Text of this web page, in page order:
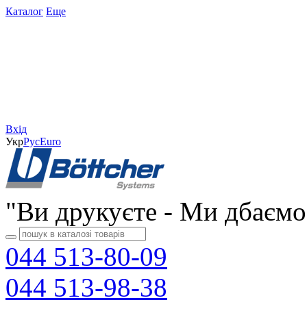
Каталог Еще
Вхід
УкрРусЕuro
"Ви друкуєте - Ми
044 513-80-09
044 513-98-38